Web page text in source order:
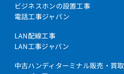
ビジネスホンの設置工事
電話工事ジャパン
LAN配線工事
LAN工事ジャパン
中古ハンディターミナル販売・買取